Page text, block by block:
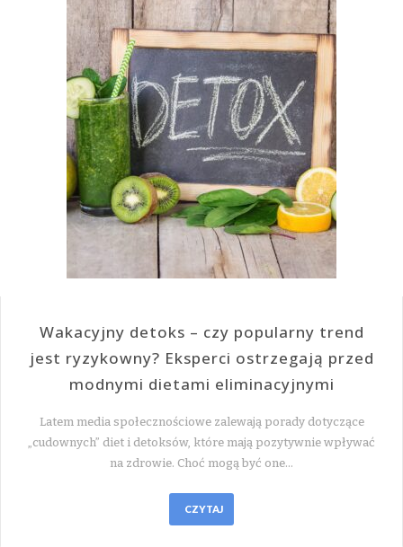
Wakacyjny detoks – czy popularny trend
jest ryzykowny? Eksperci ostrzegają przed
modnymi dietami eliminacyjnymi
Latem media społecznościowe zalewają porady dotyczące
„cudownych” diet i detoksów, które mają pozytywnie wpływać
na zdrowie. Choć mogą być one…
CZYTAJ